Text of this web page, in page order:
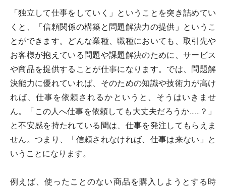
「独立して仕事をしていく」ということを突き詰めてい
くと、「信頼関係の構築と問題解決力の提供」というこ
とができます。どんな業種、職種においても、取引先や
お客様が抱えている問題や課題解決のために、サービス
や商品を提供することが仕事になります。では、問題解
決能力に優れていれば、そのための知識や技術力が高け
れば、仕事を依頼されるかというと、そうはいきませ
ん。「この人へ仕事を依頼しても大丈夫だろうか……？」
と不安感を持たれている間は、仕事を発注してもらえま
せん。つまり、「信頼されなければ、仕事は来ない」と
いうことになります。
例えば、使ったことのない商品を購入しようとする時